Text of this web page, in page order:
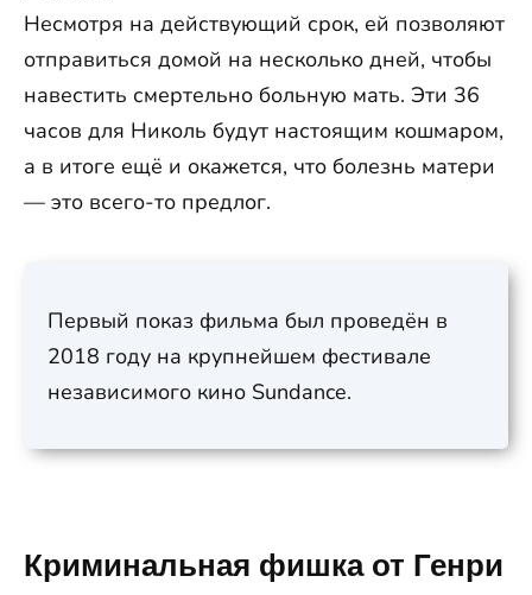
Несмотря на действующий срок, ей позволяют
отправиться домой на несколько дней, чтобы
навестить смертельно больную мать. Эти 36
часов для Николь будут настоящим кошмаром,
а в итоге ещё и окажется, что болезнь матери
— это всего-то предлог.
Первый показ фильма был проведён в
2018 году на крупнейшем фестивале
независимого кино Sundance.
Криминальная фишка от Генри